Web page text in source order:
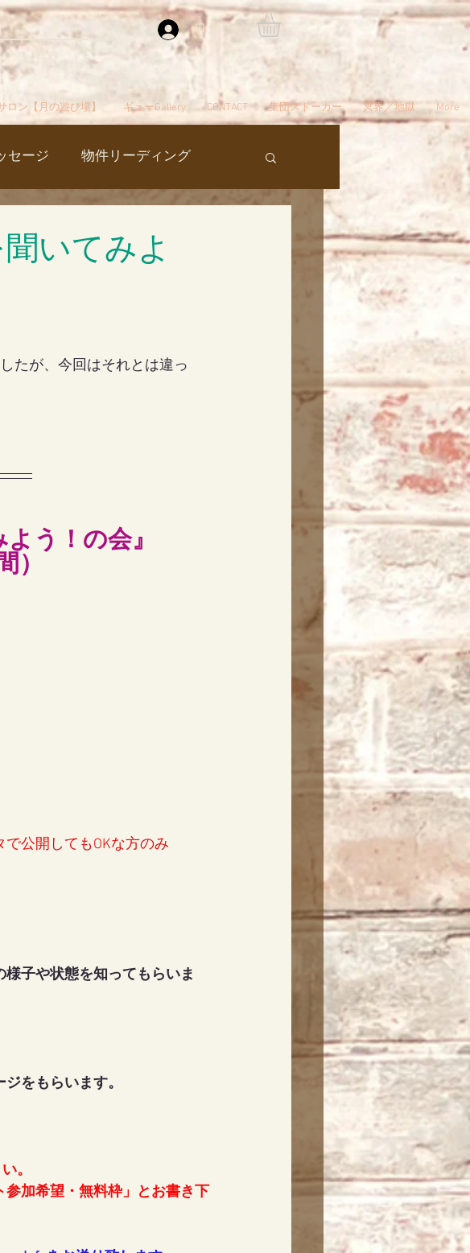
ログイン
ロン【月の遊び場】 ギューGallery CONTACT 集団ストーカー 冥界／地獄 More
セージ 物件リーディング
いてみよ
たが、今回はそれとは違っ
う！の会』
）
公開してもOKな方のみ
子や状態を知ってもらいま
をもらいます。
。
加希望・無料枠」とお書き下